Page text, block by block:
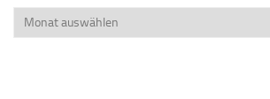
Archiv